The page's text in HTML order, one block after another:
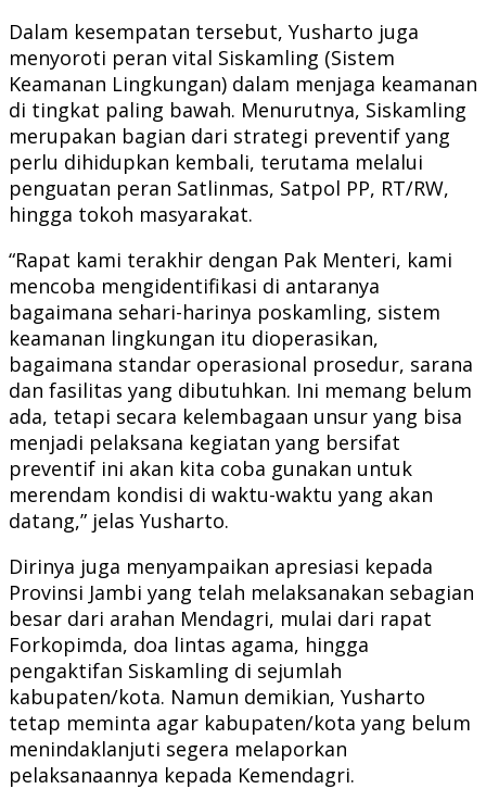
Dalam kesempatan tersebut, Yusharto juga
menyoroti peran vital Siskamling (Sistem
Keamanan Lingkungan) dalam menjaga keamanan
di tingkat paling bawah. Menurutnya, Siskamling
merupakan bagian dari strategi preventif yang
perlu dihidupkan kembali, terutama melalui
penguatan peran Satlinmas, Satpol PP, RT/RW,
hingga tokoh masyarakat.
“Rapat kami terakhir dengan Pak Menteri, kami
mencoba mengidentifikasi di antaranya
bagaimana sehari-harinya poskamling, sistem
keamanan lingkungan itu dioperasikan,
bagaimana standar operasional prosedur, sarana
dan fasilitas yang dibutuhkan. Ini memang belum
ada, tetapi secara kelembagaan unsur yang bisa
menjadi pelaksana kegiatan yang bersifat
preventif ini akan kita coba gunakan untuk
merendam kondisi di waktu-waktu yang akan
datang,” jelas Yusharto.
Dirinya juga menyampaikan apresiasi kepada
Provinsi Jambi yang telah melaksanakan sebagian
besar dari arahan Mendagri, mulai dari rapat
Forkopimda, doa lintas agama, hingga
pengaktifan Siskamling di sejumlah
kabupaten/kota. Namun demikian, Yusharto
tetap meminta agar kabupaten/kota yang belum
menindaklanjuti segera melaporkan
pelaksanaannya kepada Kemendagri.